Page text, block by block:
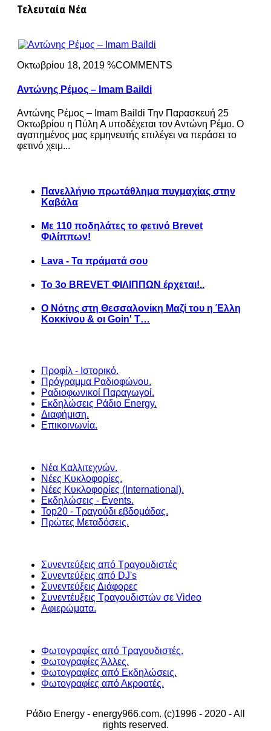
Τελευταία Νέα
Οκτωβρίου 18, 2019 %COMMENTS
Αντώνης Ρέμος – Imam Baildi
Αντώνης Ρέμος – Imam Baildi Την Παρασκευή 25
Οκτωβρίου η Πύλη Α υποδέχεται τον Αντώνη Ρέμο. Ο
αγαπημένος μας ερμηνευτής επιλέγει να περάσει το
φετινό χειμ...
Πανελλήνιο πρωτάθλημα πυγμαχίας στην
Καβάλα
Με 110 ποδηλάτες το φετινό Brevet
Φιλίππων!
Lava - Τα πράματά σου
Το 3ο BREVET ΦΙΛΙΠΠΩΝ έρχεται!..
Ο Νότης στη Θεσσαλονίκη Μαζί του η Έλλη
Κοκκίνου & οι Goin' T…
Προφίλ - Ιστορικό.
Πρόγραμμα Ραδιοφώνου.
Ραδιοφωνικοί Παραγωγοί.
Εκδηλώσεις Ράδιο Energy.
Διαφήμιση.
Επικοινωνία.
Νέα Καλλιτεχνών.
Νέες Κυκλοφορίες.
Νέες Κυκλοφορίες (International).
Εκδηλώσεις - Events.
Top20 - Τραγούδι εβδομάδας.
Πρώτες Μεταδόσεις.
Συνεντεύξεις από Τραγουδιστές
Συνεντεύξεις από DJ's
Συνεντεύξεις Διάφορες
Συνεντέυξεις Τραγουδιστών σε Video
Αφιερώματα.
Φωτογραφίες από Τραγουδιστές.
Φωτογραφίες Άλλες.
Φωτογραφίες από Εκδηλώσεις.
Φωτογραφίες από Ακροατές.
Ράδιο Energy - energy966.com. (c)1996 - 2020 - All
rights reserved.